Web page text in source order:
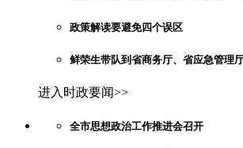
政策解读要避免四个误区
鲜荣生带队到省商务厅、省应急管理
进入时政要闻>>
全市思想政治工作推进会召开